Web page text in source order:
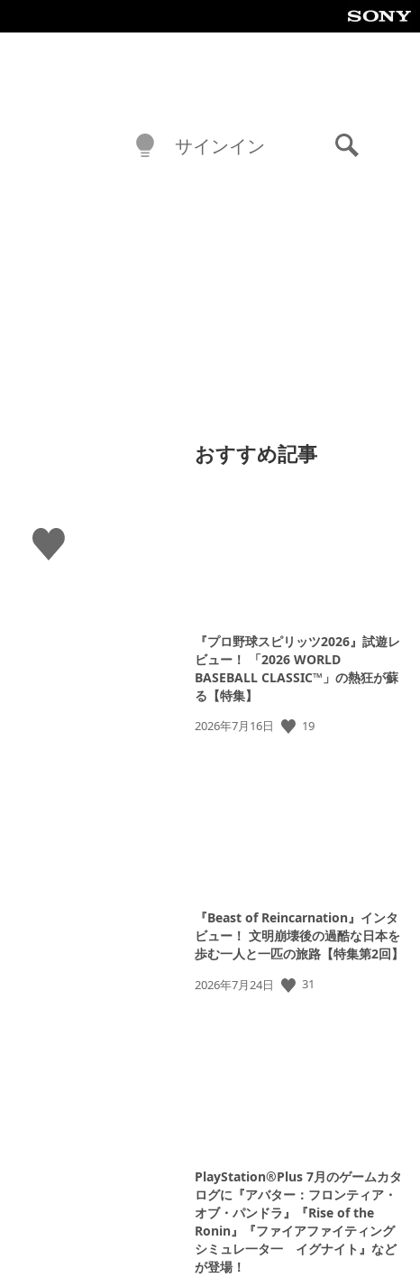
サインイン
い
い
おすすめ記事
『プロ野球スピリッツ2026』試遊レ
ビュー！ 「2026 WORLD
BASEBALL CLASSIC™」の熱狂が蘇
る【特集】
公
2026年7月16日 19
『Beast of Reincarnation』インタ
ビュー！ 文明崩壊後の過酷な日本を
歩む一人と一匹の旅路【特集第2回】
公
2026年7月24日 31
PlayStation®Plus 7月のゲームカタ
ログに『アバター：フロンティア・
オブ・パンドラ』『Rise of the
Ronin』『ファイアファイティング
シミュレ一タ一 イグナイト』など
が登場！